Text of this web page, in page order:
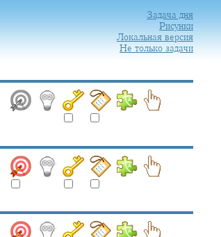
Задача дня
Рисунки
Локальная версия
Не только задачи